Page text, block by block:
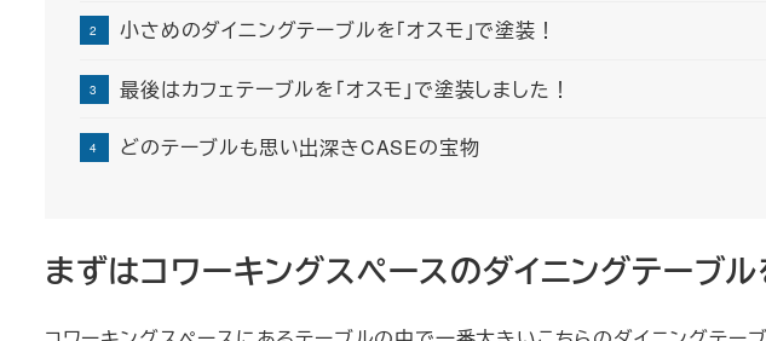
小さめのダイニングテーブルを「オスモ」で塗装！
最後はカフェテーブルを「オスモ」で塗装しました！
どのテーブルも思い出深きCASEの宝物
まずはコワーキングスペースのダイニングテーブル